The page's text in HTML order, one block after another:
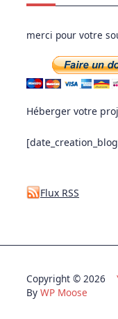
merci pour votre
Héberger votre
Flux RSS
Copyright © 2026
By WP Moose